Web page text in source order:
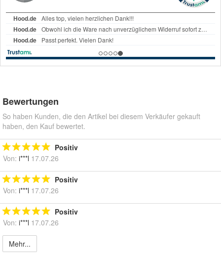
Bewertungen
So haben Kunden, die den Artikel bei diesem Verkäufer gekauft
haben, den Kauf bewertet.
Positiv
Von: i***l 17.07.26
Positiv
Von: i***l 17.07.26
Positiv
Von: i***l 17.07.26
Mehr...